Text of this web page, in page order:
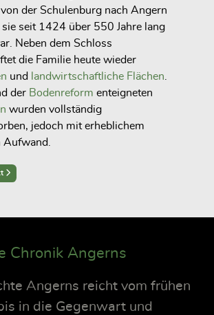
der Schulenburg nach Angern
seit 1424 über 550 Jahre lang
Neben dem Schloss
die Familie heute wieder
und landwirtschaftliche Flächen
der Bodenreform enteigneten
wurden vollständig
jedoch mit erheblichem
Anno 1843
article: Anno 2049
Chronik Angerns
Angerns reicht vom frühen
in die Gegenwart und